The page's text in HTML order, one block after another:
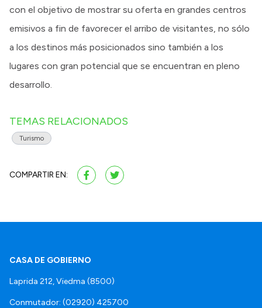
con el objetivo de mostrar su oferta en grandes centros
emisivos a fin de favorecer el arribo de visitantes, no sólo
a los destinos más posicionados sino también a los
lugares con gran potencial que se encuentran en pleno
desarrollo.
TEMAS RELACIONADOS
Turismo
COMPARTIR EN:
CASA DE GOBIERNO
Laprida 212, Viedma (8500)
Conmutador: (02920) 425700